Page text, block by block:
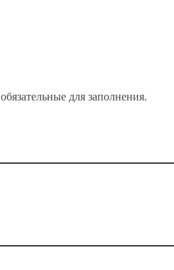
для заполнения.